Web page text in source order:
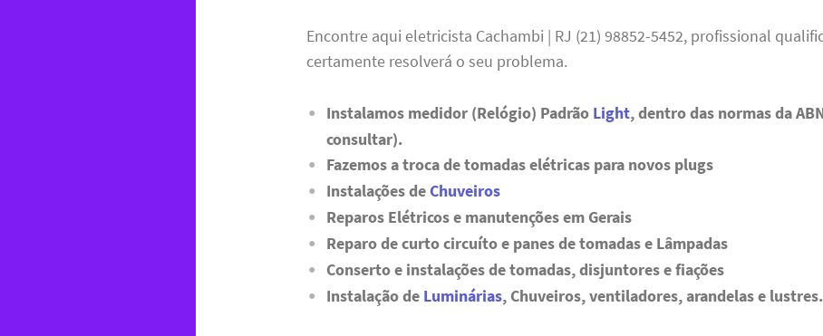
Encontre aqui eletricista Cachambi | RJ (21) 98852-5452, profissional
certamente resolverá o seu problema.
Instalamos medidor (Relógio) Padrão Light, dentro das normas da
consultar).
Fazemos a troca de tomadas elétricas para novos plugs
Instalações de Chuveiros
Reparos Elétricos e manutenções em Gerais
Reparo de curto circuíto e panes de tomadas e Lâmpadas
Conserto e instalações de tomadas, disjuntores e fiações
Instalação de Luminárias, Chuveiros, ventiladores, arandelas e lustres.